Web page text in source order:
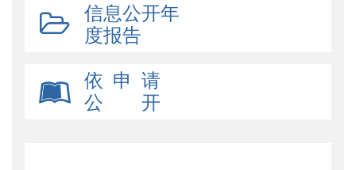
信息公开年
度报告
依 申 请
公 开